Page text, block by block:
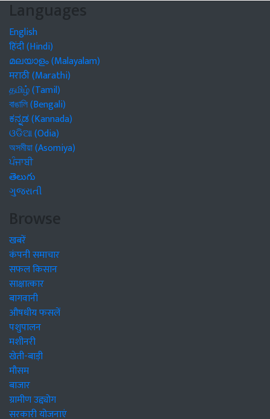
Languages
English
हिंदी (Hindi)
മലയാളം (Malayalam)
मराठी (Marathi)
தமிழ் (Tamil)
বাঙালি (Bengali)
ಕನ್ನಡ (Kannada)
ଓଡିଆ (Odia)
অসমীয়া (Asomiya)
ਪੰਜਾਬੀ
తెలుగు
ગુજરાતી
Browse
खबरें
कंपनी समाचार
सफल किसान
साक्षात्कार
बागवानी
औषधीय फसलें
पशुपालन
मशीनरी
खेती-बाड़ी
मौसम
बाजार
ग्रामीण उद्द्योग
सरकारी योजनाएं